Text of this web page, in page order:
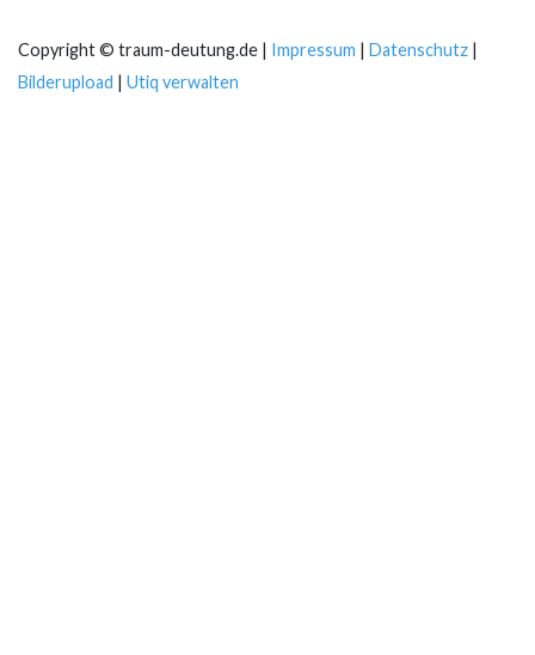
Copyright © traum-deutung.de | Impressum | Datenschutz |
Bilderupload | Utiq verwalten